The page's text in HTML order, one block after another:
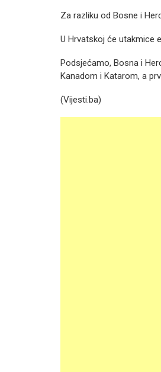
Za razliku od Bosne i
U Hrvatskoj će utakmice
Podsjećamo, Bosna i
Kanadom i Katarom, a
(Vijesti.ba)